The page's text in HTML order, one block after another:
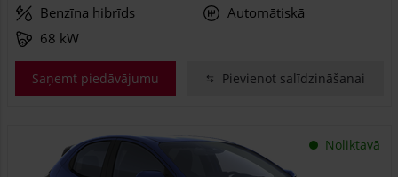
Benzīna hibrīds
Automātiskā
68 kW
Saņemt piedāvājumu Pievienot salīdzināšanai
Noliktavā